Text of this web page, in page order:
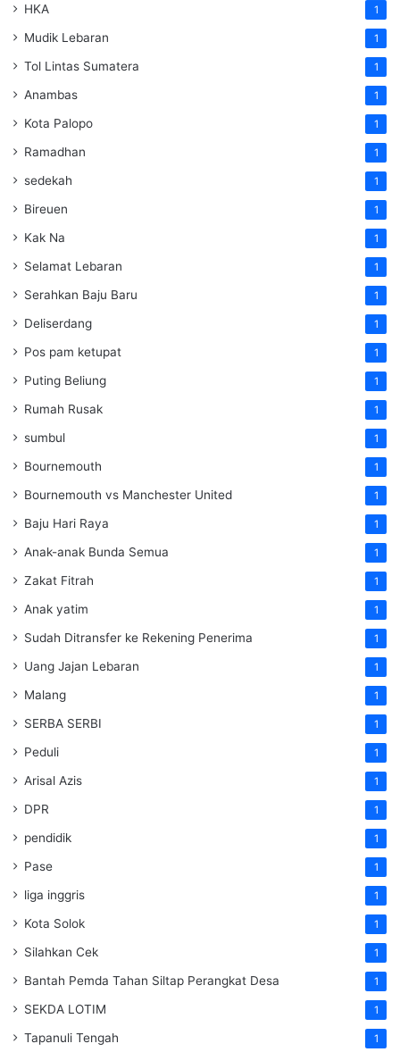
HKA 1
Mudik Lebaran 1
Tol Lintas Sumatera 1
Anambas 1
Kota Palopo 1
Ramadhan 1
sedekah 1
Bireuen 1
Kak Na 1
Selamat Lebaran 1
Serahkan Baju Baru 1
Deliserdang 1
Pos pam ketupat 1
Puting Beliung 1
Rumah Rusak 1
sumbul 1
Bournemouth 1
Bournemouth vs Manchester United 1
Baju Hari Raya 1
Anak-anak Bunda Semua 1
Zakat Fitrah 1
Anak yatim 1
Sudah Ditransfer ke Rekening Penerima 1
Uang Jajan Lebaran 1
Malang 1
SERBA SERBI 1
Peduli 1
Arisal Azis 1
DPR 1
pendidik 1
Pase 1
liga inggris 1
Kota Solok 1
Silahkan Cek 1
Bantah Pemda Tahan Siltap Perangkat Desa 1
SEKDA LOTIM 1
Tapanuli Tengah 1